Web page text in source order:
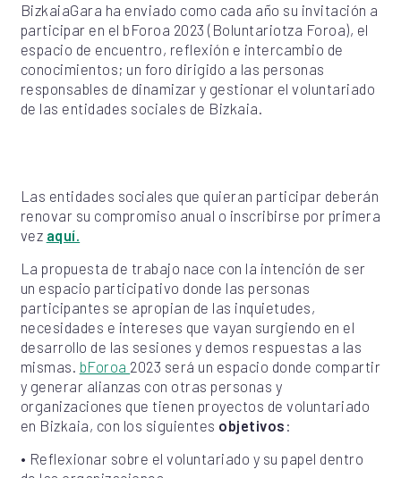
BizkaiaGara ha enviado como cada año su invitación a
participar en el bForoa 2023 (Boluntariotza Foroa), el
espacio de encuentro, reflexión e intercambio de
conocimientos; un foro dirigido a las personas
responsables de dinamizar y gestionar el voluntariado
de las entidades sociales de Bizkaia.
Las entidades sociales que quieran participar deberán
renovar su compromiso anual o inscribirse por primera
vez aquí.
La propuesta de trabajo nace con la intención de ser
un espacio participativo donde las personas
participantes se apropian de las inquietudes,
necesidades e intereses que vayan surgiendo en el
desarrollo de las sesiones y demos respuestas a las
mismas. bForoa 2023 será un espacio donde compartir
y generar alianzas con otras personas y
organizaciones que tienen proyectos de voluntariado
en Bizkaia, con los siguientes objetivos :
• Reflexionar sobre el voluntariado y su papel dentro